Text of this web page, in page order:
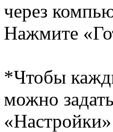
через
Нажмите
*Чтобы
можно